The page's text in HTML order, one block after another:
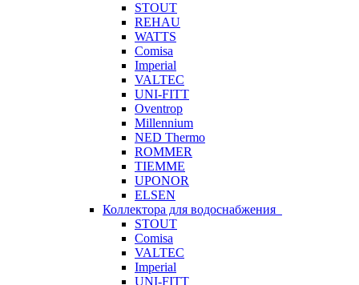
STOUT
REHAU
WATTS
Comisa
Imperial
VALTEC
UNI-FITT
Oventrop
Millennium
NED Thermo
ROMMER
TIEMME
UPONOR
ELSEN
Коллектора для водоснабжения
STOUT
Comisa
VALTEC
Imperial
UNI-FITT